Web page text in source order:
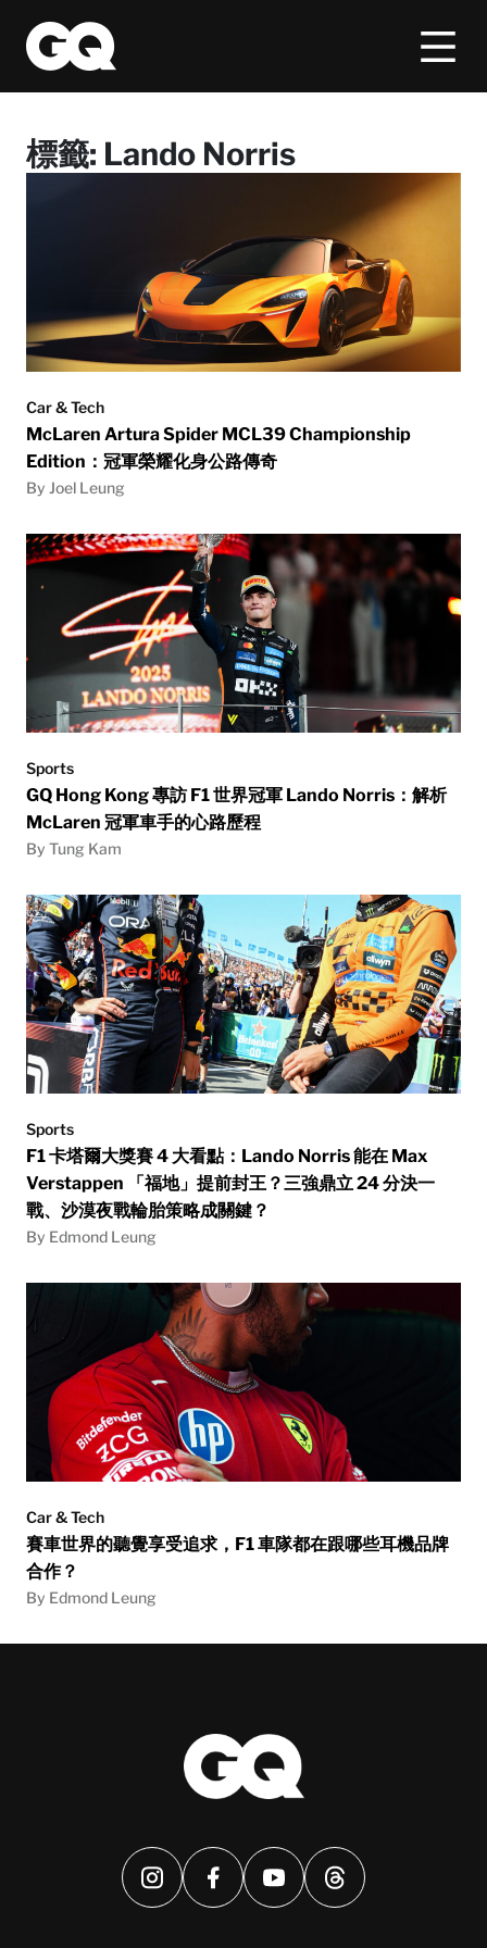
標籤: Lando Norris
Car & Tech
McLaren Artura Spider MCL39 Championship
Edition：冠軍榮耀化身公路傳奇
By Joel Leung
Sports
GQ Hong Kong 專訪 F1 世界冠軍 Lando Norris：解析
McLaren 冠軍車手的心路歷程
By Tung Kam
Sports
F1 卡塔爾大獎賽 4 大看點：Lando Norris 能在 Max
Verstappen 「福地」提前封王？三強鼎立 24 分決一
戰、沙漠夜戰輪胎策略成關鍵？
By Edmond Leung
Car & Tech
賽車世界的聽覺享受追求，F1 車隊都在跟哪些耳機品牌
合作？
By Edmond Leung